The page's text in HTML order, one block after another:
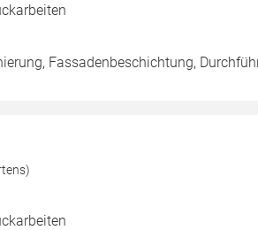
Fassadenbeschichtung,